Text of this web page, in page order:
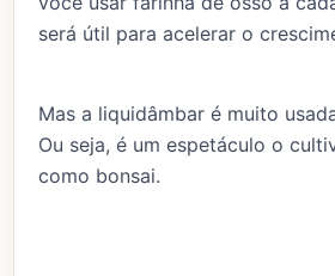
será útil para acelerar o
Mas a liquidâmbar é muito
Ou seja, é um espetáculo o
como bonsai.